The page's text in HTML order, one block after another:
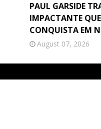
PAUL GARSIDE
IMPACTANTE
CONQUISTA EM
August 07, 2026